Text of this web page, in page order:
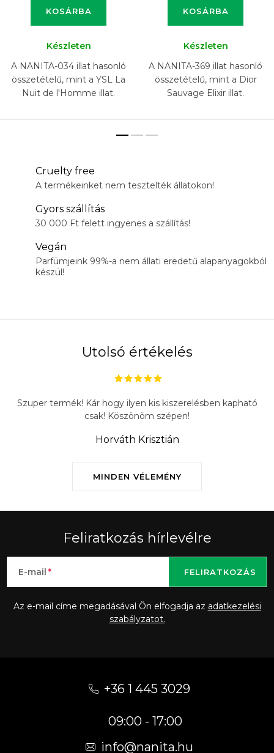
KOSÁRBA
Készleten
A NANITA-034 illat hasonló
összetételű, mint a YSL La
Nuit de l'Homme illat.
KOSÁRBA
Készleten
A NANITA-369 illat hasonló
összetételű, mint a Dior
Sauvage Elixir illat.
Cruelty free
A termékeinket nem tesztelték állatokon!
Gyors szállítás
30 000 Ft felett ingyenes a szállítás!
Vegán
Parfümjeink 99%-a nem állati eredetű alapanyagokból
készül!
Utolsó értékelés
MINDEN VÉLEMÉNY
Szuper termék! Kár hogy ilyen kis kiszerelésben kapható
csak! Köszönöm szépen!
Horváth Krisztián
Feliratkozás hírlevélre
E-mail
Az e-mail címe megadásával Ön elfogadja az adatkezelési
szabályzatot.
FELIRATKOZÁS
+36 1 445 3029
09:00 - 17:00
info@nanita.hu